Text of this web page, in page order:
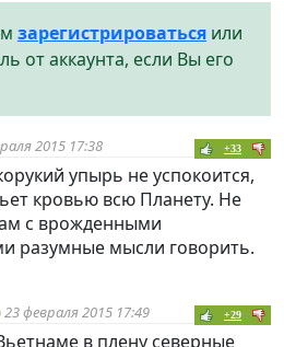
зарегистрироваться или
от аккаунта, если Вы его
2015 17:38 +33
упырь не успокоится,
кровью всю Планету. Не
с врожденными
разумные мысли говорить.
23 февраля 2015 17:49 +29
в плену северные